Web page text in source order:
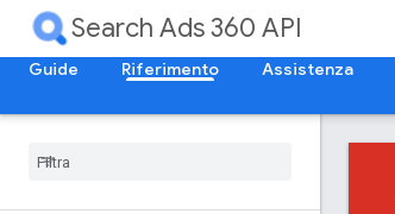
Search Ads 360 API
Guide
Riferimento Assistenza